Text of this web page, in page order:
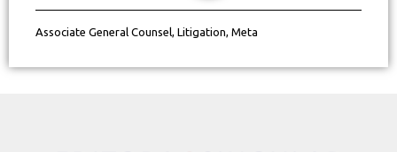
Associate General Counsel, Litigation, Meta